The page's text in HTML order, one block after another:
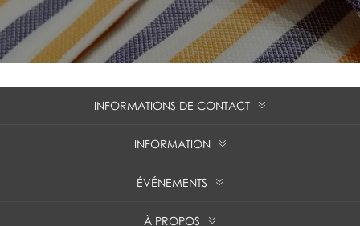
INFORMATIONS DE CONTACT
INFORMATION
ÉVÉNEMENTS
À PROPOS